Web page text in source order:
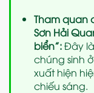
Tham quan
Sơn Hải
biển”:Đây
chúng sinh
xuất hiện
chiếu sáng.